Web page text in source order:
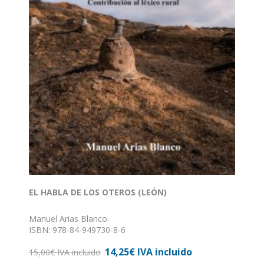
EL HABLA DE LOS OTEROS (LEÓN)
Manuel Arias Blanco
ISBN: 978-84-949730-8-6
Nº de páginas: 160
15,00€ IVA incluido 14,25€ IVA incluido